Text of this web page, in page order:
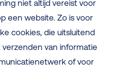
niet altijd vereist voor
een website. Zo is voor
cookies, die uitsluitend
van informatie
of voor